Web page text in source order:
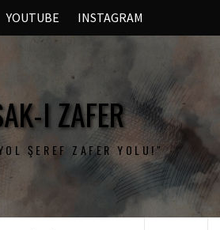
YOUTUBE INSTAGRAM
I ZAFER
ŞEREF ZAFER YOLU!"